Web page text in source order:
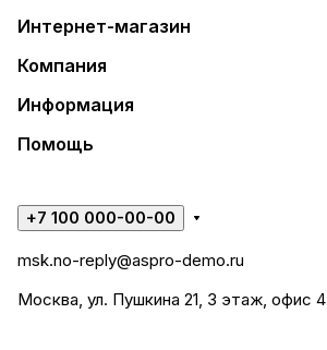
Интернет-магазин
Компания
Информация
Помощь
+7 100 000-00-00
msk.no-reply@aspro-demo.ru
Москва, ул. Пушкина 21, 3 этаж, офис 4